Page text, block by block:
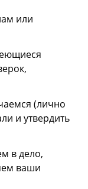
или
(лично
и утвердить
в дело,
ваши